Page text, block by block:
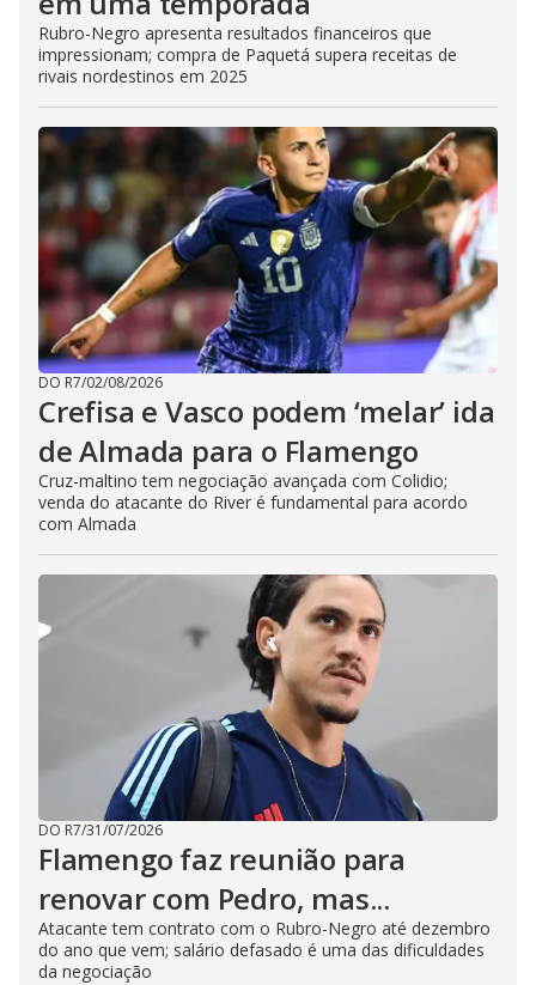
Rubro-Negro apresenta resultados financeiros que
impressionam; compra de Paquetá supera receitas de
rivais nordestinos em 2025
DO R7/02/08/2026
Crefisa e Vasco podem ‘melar’ ida
de Almada para o Flamengo
Cruz-maltino tem negociação avançada com Colidio;
venda do atacante do River é fundamental para acordo
com Almada
DO R7/31/07/2026
Flamengo faz reunião para
renovar com Pedro, mas...
Atacante tem contrato com o Rubro-Negro até dezembro
do ano que vem; salário defasado é uma das dificuldades
da negociação